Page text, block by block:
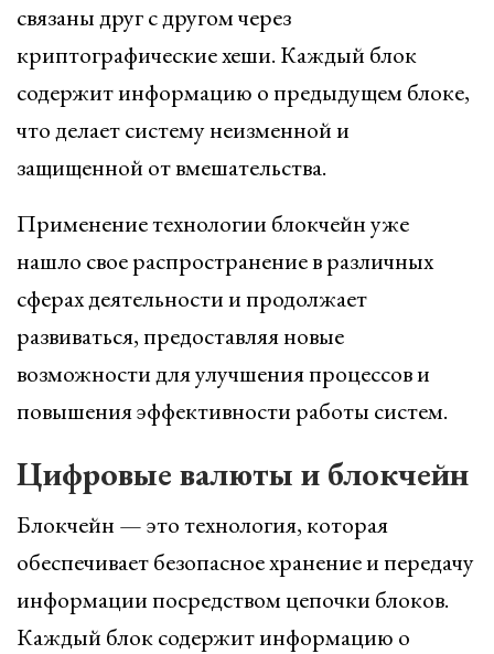
связаны друг с другом через
криптографические хеши. Каждый блок
содержит информацию о предыдущем блоке,
что делает систему неизменной и
защищенной от вмешательства.
Применение технологии блокчейн уже
нашло свое распространение в различных
сферах деятельности и продолжает
развиваться, предоставляя новые
возможности для улучшения процессов и
повышения эффективности работы систем.
Цифровые валюты и блокчейн
Блокчейн — это технология, которая
обеспечивает безопасное хранение и передачу
информации посредством цепочки блоков.
Каждый блок содержит информацию о